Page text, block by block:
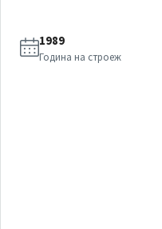
1989
Година на строеж